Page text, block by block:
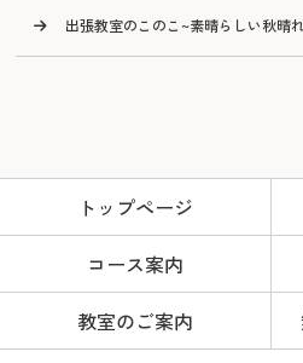
出張教室のこのこ~素晴らしい秋晴
トップページ
コース案内
教室のご案内